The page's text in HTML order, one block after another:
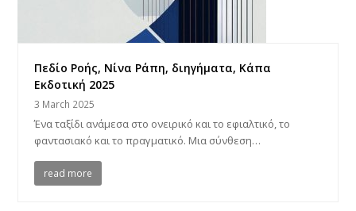
Πεδίο Ροής, Νίνα Ράπη, διηγήματα, Κάπα
Εκδοτική 2025
3 March 2025
Ένα ταξίδι ανάμεσα στο ονειρικό και το εφιαλτικό, το
φαντασιακό και το πραγματικό. Μια σύνθεση…
read more